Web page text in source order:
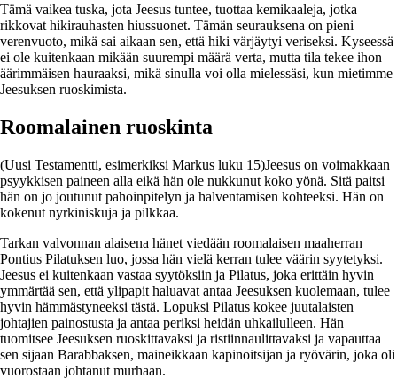
Tämä vaikea tuska, jota Jeesus tuntee, tuottaa kemikaaleja, jotka
rikkovat hikirauhasten hiussuonet. Tämän seurauksena on pieni
verenvuoto, mikä sai aikaan sen, että hiki värjäytyi veriseksi. Kyseessä
ei ole kuitenkaan mikään suurempi määrä verta, mutta tila tekee ihon
äärimmäisen hauraaksi, mikä sinulla voi olla mielessäsi, kun mietimme
Jeesuksen ruoskimista.
Roomalainen ruoskinta
(Uusi Testamentti, esimerkiksi Markus luku 15)Jeesus on voimakkaan
psyykkisen paineen alla eikä hän ole nukkunut koko yönä. Sitä paitsi
hän on jo joutunut pahoinpitelyn ja halventamisen kohteeksi. Hän on
kokenut nyrkiniskuja ja pilkkaa.
Tarkan valvonnan alaisena hänet viedään roomalaisen maaherran
Pontius Pilatuksen luo, jossa hän vielä kerran tulee väärin syytetyksi.
Jeesus ei kuitenkaan vastaa syytöksiin ja Pilatus, joka erittäin hyvin
ymmärtää sen, että ylipapit haluavat antaa Jeesuksen kuolemaan, tulee
hyvin hämmästyneeksi tästä. Lopuksi Pilatus kokee juutalaisten
johtajien painostusta ja antaa periksi heidän uhkailulleen. Hän
tuomitsee Jeesuksen ruoskittavaksi ja ristiinnaulittavaksi ja vapauttaa
sen sijaan Barabbaksen, maineikkaan kapinoitsijan ja ryövärin, joka oli
vuorostaan johtanut murhaan.